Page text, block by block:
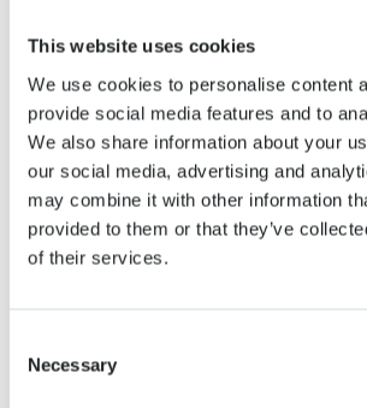
This website uses cookies
We use cookies to personalise content
provide social media features and to
We also share information about your
our social media, advertising and
may combine it with other information
provided to them or that they’ve
of their services.
Selection
Necessary
Nieuws